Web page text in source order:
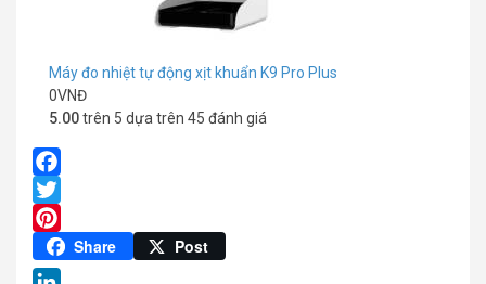
Máy đo nhiệt tự động xịt khuẩn K9 Pro Plus
0VNĐ
5.00trên 5 dựa trên 45 đánh giá
Facebook
Twitter
Pinterest
Share Post